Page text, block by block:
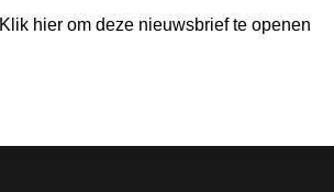
Klik hier om deze nieuwsbrief te openen